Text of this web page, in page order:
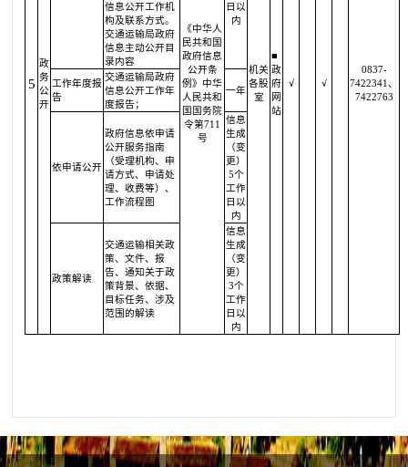
5
政
务
公
开
《中华人
民共和国
政府信息
公开条
例》中华
人民共和
国国务院
令第711
号
机关
各股
室
■
政
府
网
站
√ √
0837-
7422341、
7422763
信息公开工作机
构及联系方式。
交通运输局政府
信息主动公开目
录内容
日以
内
工作年度报
告
交通运输局政府
信息公开工作年
度报告；
一年
依申请公开
政府信息依申请
公开服务指南
（受理机构、申
请方式、申请处
理、收费等）、
工作流程图
信息
生成
（变
更）
5个
工作
日以
内
政策解读
交通运输相关政
策、文件、报
告、通知关于政
策背景、依据、
目标任务、涉及
范围的解读
信息
生成
（变
更）
3个
工作
日以
内